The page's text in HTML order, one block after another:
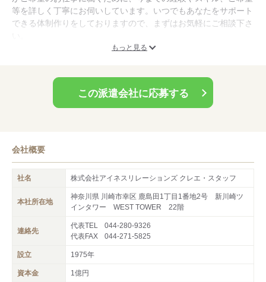
等を詳しく丁寧にお伺いしています。いつでもあなたをサポート
できる体制作りをしておりますので、まずはお気軽にご相談下さ
もっと見る
この派遣会社に応募する
会社概要
社名 株式会社アイネスリレーションズ クレエ・スタッフ
本社所在地
神奈川県 川崎市幸区 鹿島田1丁目1番地2号 新川崎ツ
インタワー WEST TOWER 22階
連絡先
代表TEL
044-280-9326
代表FAX
044-271-5825
設立 1975年
資本金 1億円